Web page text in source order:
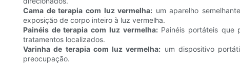
Cama de terapia com luz vermelha: um aparelho
exposição de corpo inteiro à luz vermelha.
Painéis de terapia com luz vermelha:Painéis portáteis que
tratamentos localizados.
Varinha de terapia com luz vermelha: um dispositivo
preocupação.